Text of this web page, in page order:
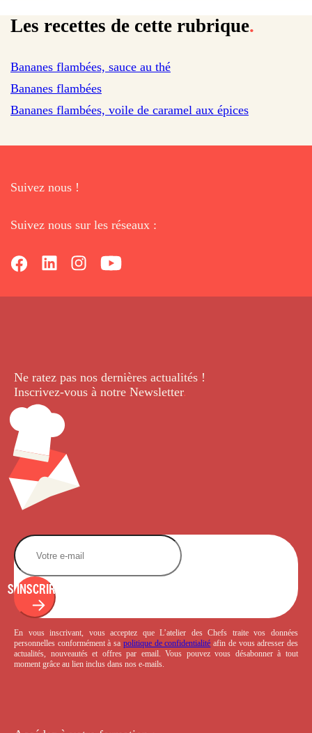
Les recettes de cette rubrique.
Bananes flambées, sauce au thé
Bananes flambées
Bananes flambées, voile de caramel aux épices
Suivez nous !
Suivez nous sur les réseaux :
Ne ratez pas nos dernières actualités !
Inscrivez-vous à notre Newsletter.
S'INSCRIRE
En vous inscrivant, vous acceptez que L’atelier des Chefs traite vos données
personnelles conformément à sa politique de confidentialité afin de vous adresser des
actualités, nouveautés et offres par email. Vous pouvez vous désabonner à tout
moment grâce au lien inclus dans nos e-mails.